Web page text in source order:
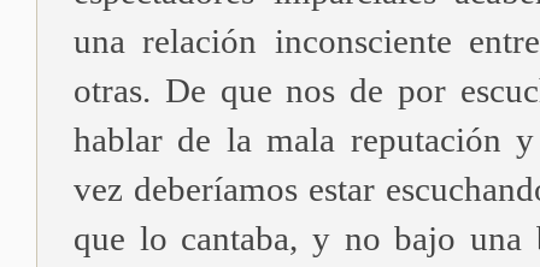
una relación inconsciente
otras. De que nos de por
hablar de la mala reputación
vez deberíamos estar
que lo cantaba, y no bajo una